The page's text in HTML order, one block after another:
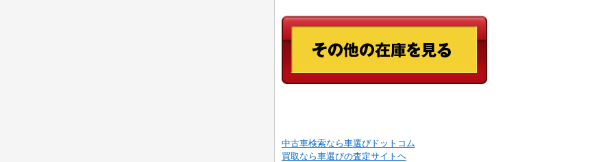
中古車検索なら車選びドットコム
買取なら車選びの査定サイトヘ